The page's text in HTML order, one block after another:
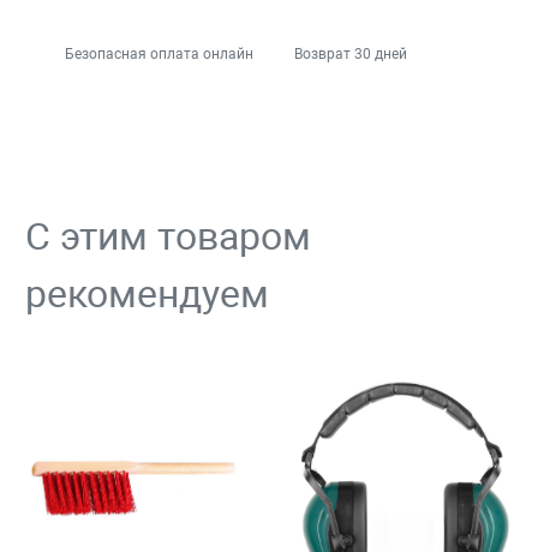
Безопасная оплата онлайн Возврат 30 дней
С этим товаром
рекомендуем